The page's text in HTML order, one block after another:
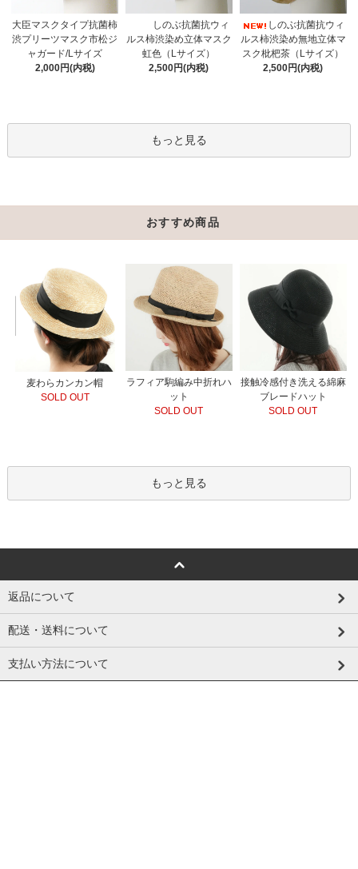
大臣マスクタイプ抗菌柿
渋プリーツマスク市松ジ
ャガード/Lサイズ
2,000円(内税)
しのぶ抗菌抗ウィ
ルス柿渋染め立体マスク
虹色（Lサイズ）
2,500円(内税)
しのぶ抗菌抗ウィ
ルス柿渋染め無地立体マ
スク枇杷茶（Lサイズ）
2,500円(内税)
もっと見る
おすすめ商品
麦わらカンカン帽
SOLD OUT
ラフィア駒編み中折れハ
ット
SOLD OUT
接触冷感付き洗える綿麻
ブレードハット
SOLD OUT
もっと見る
返品について
配送・送料について
支払い方法について